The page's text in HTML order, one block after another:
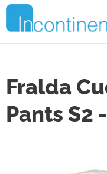
Fralda
Pants S2